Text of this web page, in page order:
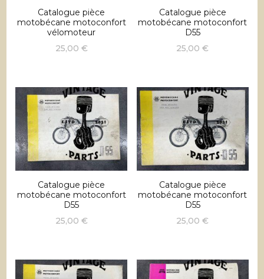
Catalogue pièce
motobécane motoconfort
vélomoteur
25,00 €
Catalogue pièce
motobécane motoconfort
D55
25,00€
Catalogue pièce
motobécane motoconfort
D55
25,00 €
Catalogue pièce
motobécane motoconfort
D55
25,00€